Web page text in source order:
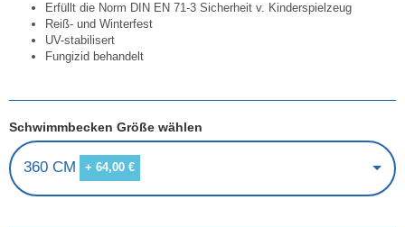
Erfüllt die Norm DIN EN 71-3 Sicherheit v. Kinderspielzeug
Reiß- und Winterfest
UV-stabilisert
Fungizid behandelt
Schwimmbecken Größe wählen
360 CM + 64,00 €